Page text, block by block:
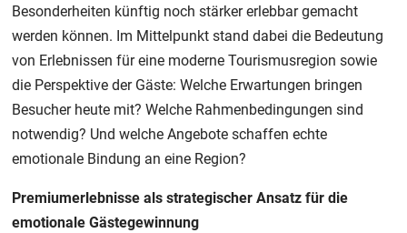
Besonderheiten künftig noch stärker erlebbar gemacht
werden können. Im Mittelpunkt stand dabei die Bedeutung
von Erlebnissen für eine moderne Tourismusregion sowie
die Perspektive der Gäste: Welche Erwartungen bringen
Besucher heute mit? Welche Rahmenbedingungen sind
notwendig? Und welche Angebote schaffen echte
emotionale Bindung an eine Region?
Premiumerlebnisse als strategischer Ansatz für die
emotionale Gästegewinnung